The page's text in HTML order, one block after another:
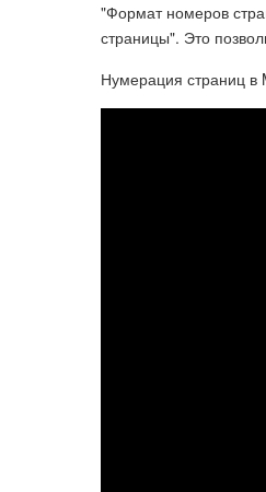
"Формат номеров
страницы". Это
Нумерация страниц